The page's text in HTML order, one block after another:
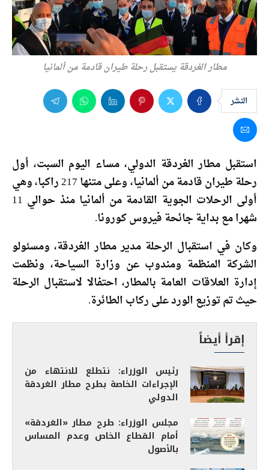
مطار الغردقة يستقبل رحلة طيران قادمة من ألمانيا
النشر
استقبل مطار الغردقة الدولي، مساء اليوم السبت، أول
رحلة طيران قادمة من ألمانيا، وعلى متنها 217 راكبا، وهي
أولى الرحلات الجوية القادمة من ألمانيا منذ حوالي 11
شهرا مع بداية جائحة فيروس كورونا.
وكان في استقبال الرحلة مدير مطار الغردقة، ومسئولو
الشركة المنظمة ومندوب عن وزارة السياحة، ونظمت
إدارة العلاقات العامة بالمطار، احتفالا لاستقبال الرحلة
حيث تم توزيع الورد على ركاب الطائرة.
إقرأ أيضاً
رئيس الوزراء: نتطلع للانتهاء من
الإجراءات الخاصة بطرح مطار الغردقة
الدولي
مجلس الوزراء: طرح مطار «الغردقة»
أمام القطاع الخاص وعدم المساس
بالأصول